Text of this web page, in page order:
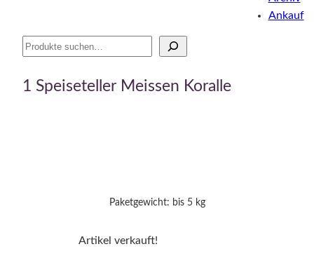
Suche
Ankauf
1 Speiseteller Meissen Koralle
Paketgewicht: bis 5 kg
Artikel verkauft!